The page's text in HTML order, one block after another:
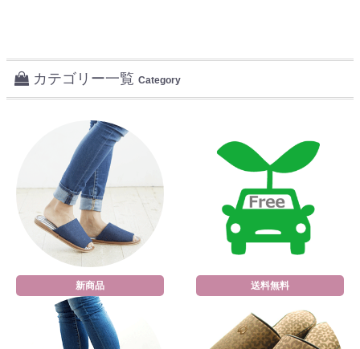
カテゴリー一覧 Category
新商品 送料無料